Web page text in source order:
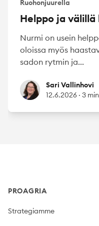
Ruohonjuurella
Helppo ja välillä
Nurmi on usein
oloissa myös
sadon rytmin ja...
Sari Vallinhovi
Sari Vallinhovi
12.6.2026 · 3
PROAGRIA
Strategiamme